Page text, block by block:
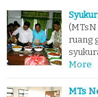
ruang
More
MTs